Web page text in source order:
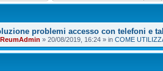
problemi accesso con telefoni e
ReumAdmin » 20/08/2019, 16:24 » in COME